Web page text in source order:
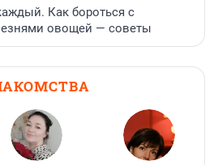
Как бороться с
овощей — советы